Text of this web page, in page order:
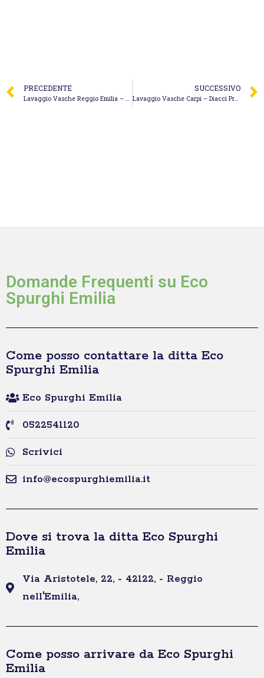
PRECEDENTE
Lavaggio Vasche Reggio Emilia – L’Espurgo Magnanini
SUCCESSIVO
Lavaggio Vasche Carpi – Diacci Pronto Spurgo
Domande Frequenti su Eco
Spurghi Emilia
Come posso contattare la ditta Eco
Spurghi Emilia
Eco Spurghi Emilia
0522541120
Scrivici
info@ecospurghiemilia.it
Dove si trova la ditta Eco Spurghi
Emilia
Via Aristotele, 22, - 42122, - Reggio
nell'Emilia,
Come posso arrivare da Eco Spurghi
Emilia